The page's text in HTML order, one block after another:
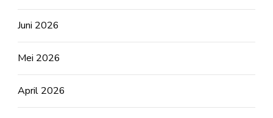
Juni 2026
Mei 2026
April 2026